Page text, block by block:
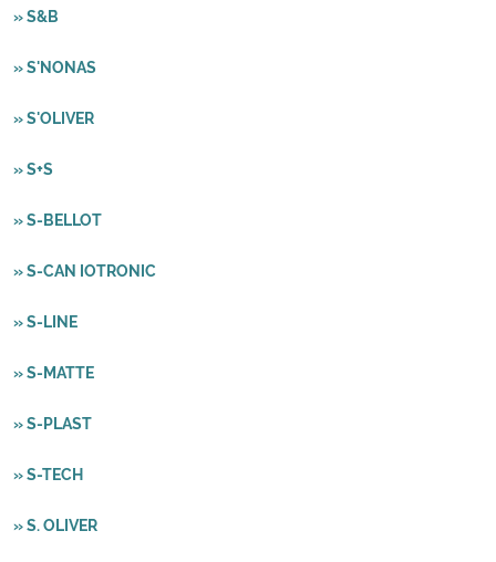
» S&B
» S'NONAS
» S'OLIVER
» S+S
» S-BELLOT
» S-CAN IOTRONIC
» S-LINE
» S-MATTE
» S-PLAST
» S-TECH
» S. OLIVER